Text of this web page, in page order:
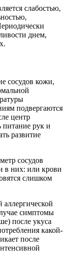
слабостью,
днем,
сосудов кожи,
подвергаются
центр
питание рук и
развитие
сосудов
в них: или крови
слишком
аллергической
симптомы
после укуса
какой-
после